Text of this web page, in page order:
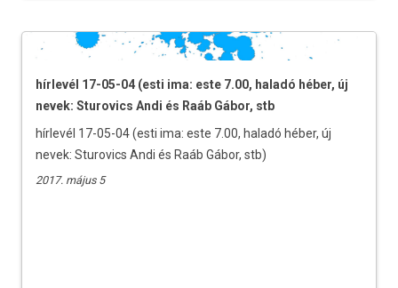
hírlevél 17-05-04 (esti ima: este 7.00, haladó héber, új
nevek: Sturovics Andi és Raáb Gábor, stb
hírlevél 17-05-04 (esti ima: este 7.00, haladó héber, új
nevek: Sturovics Andi és Raáb Gábor, stb)
2017. május 5